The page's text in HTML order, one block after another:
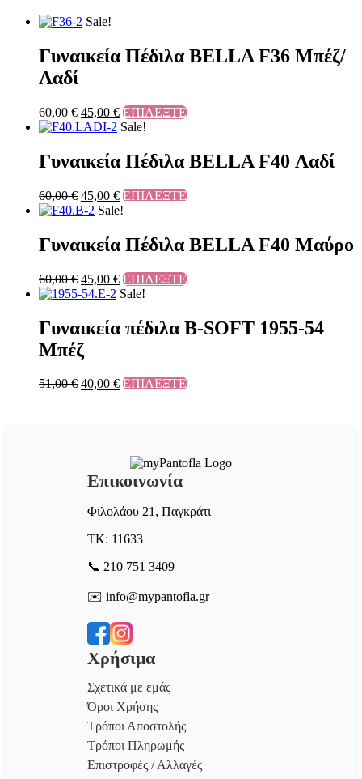
Sale!
Γυναικεία Πέδιλα BELLA F36 Μπέζ/
Λαδί
60,00€ 45,00 € ΕΠΙΛΕΞΤΕ
Sale!
Γυναικεία Πέδιλα BELLA F40 Λαδί
60,00€ 45,00 € ΕΠΙΛΕΞΤΕ
Sale!
Γυναικεία Πέδιλα BELLA F40 Μαύρο
60,00€ 45,00 € ΕΠΙΛΕΞΤΕ
Sale!
Γυναικεία πέδιλα B-SOFT 1955-54
Μπέζ
51,00€ 40,00 € ΕΠΙΛΕΞΤΕ
Επικοινωνία
Φιλολάου 21, Παγκράτι
ΤΚ: 11633
📞 210 751 3409
✉️ info@mypantofla.gr
Χρήσιμα
Σχετικά με εμάς
Όροι Χρήσης
Τρόποι Αποστολής
Τρόποι Πληρωμής
Επιστροφές / Αλλαγές